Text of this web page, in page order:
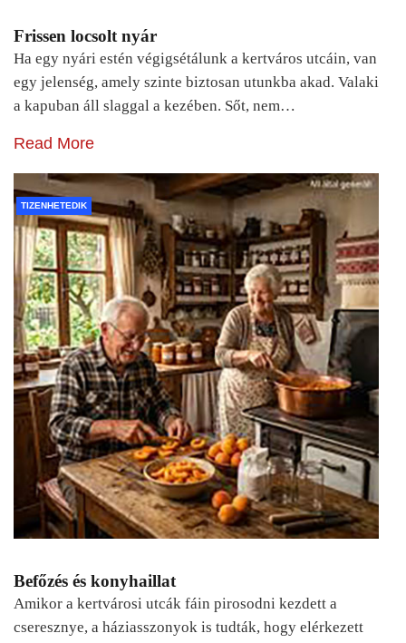
Frissen locsolt nyár
Ha egy nyári estén végigsétálunk a kertváros utcáin, van
egy jelenség, amely szinte biztosan utunkba akad. Valaki
a kapuban áll slaggal a kezében. Sőt, nem…
Read More
TIZENHETEDIK
Befőzés és konyhaillat
Amikor a kertvárosi utcák fáin pirosodni kezdett a
cseresznye, a háziasszonyok is tudták, hogy elérkezett